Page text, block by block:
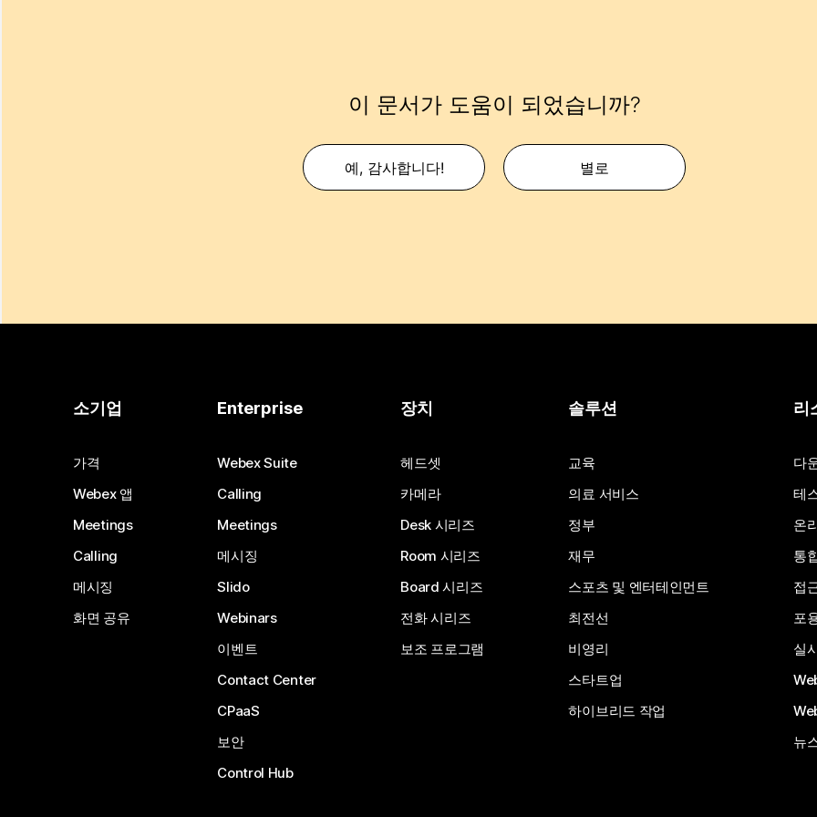
이 문서가 도움이 되었습니까?
예, 감사합니다! 별로
소기업
가격
Webex 앱
Meetings
Calling
메시징
화면 공유
Enterprise
Webex Suite
Calling
Meetings
메시징
Slido
Webinars
이벤트
Contact Center
CPaaS
보안
Control Hub
장치
헤드셋
카메라
Desk 시리즈
Room 시리즈
Board 시리즈
전화 시리즈
보조 프로그램
솔루션
교육
의료 서비스
정부
재무
스포츠 및 엔터테인먼트
최전선
비영리
스타트업
하이브리드 작업
리
다
테
온
통
접
포
실
뉴